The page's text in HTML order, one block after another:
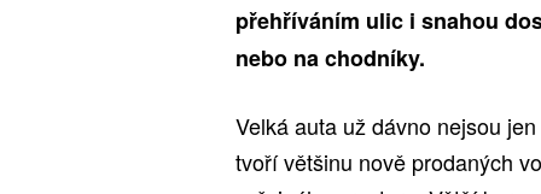
přehříváním ulic i snahou
nebo na chodníky.
Velká auta už dávno nejsou
tvoří většinu nově prodaných